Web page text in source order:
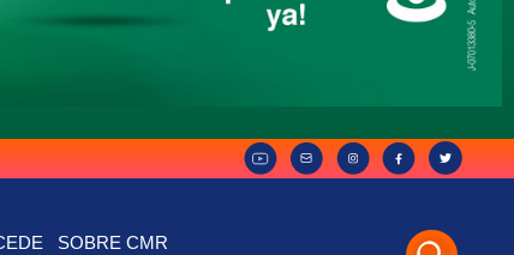
SOBRE CMR